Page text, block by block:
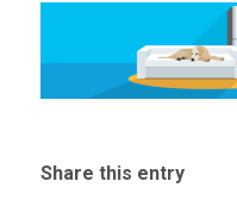
Share this entry